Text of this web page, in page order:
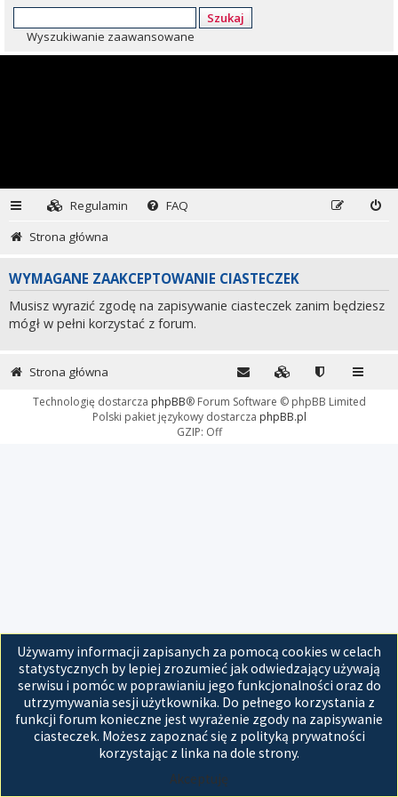
Szukaj
Wyszukiwanie zaawansowane
Regulamin
FAQ
Strona główna
WYMAGANE ZAAKCEPTOWANIE CIASTECZEK
Musisz wyrazić zgodę na zapisywanie ciasteczek zanim będziesz
mógł w pełni korzystać z forum.
Używamy informacji zapisanych za pomocą cookies w celach
statystycznych by lepiej zrozumieć jak odwiedzający używają
serwisu i pomóc w poprawianiu jego funkcjonalności oraz do
utrzymywania sesji użytkownika. Do pełnego korzystania z
funkcji forum konieczne jest wyrażenie zgody na zapisywanie
ciasteczek. Możesz zapoznać się z polityką prywatności
korzystając z linka na dole strony.
Akceptuję
Strona główna
Technologię dostarcza phpBB® Forum Software © phpBB Limited
Polski pakiet językowy dostarcza phpBB.pl
GZIP: Off